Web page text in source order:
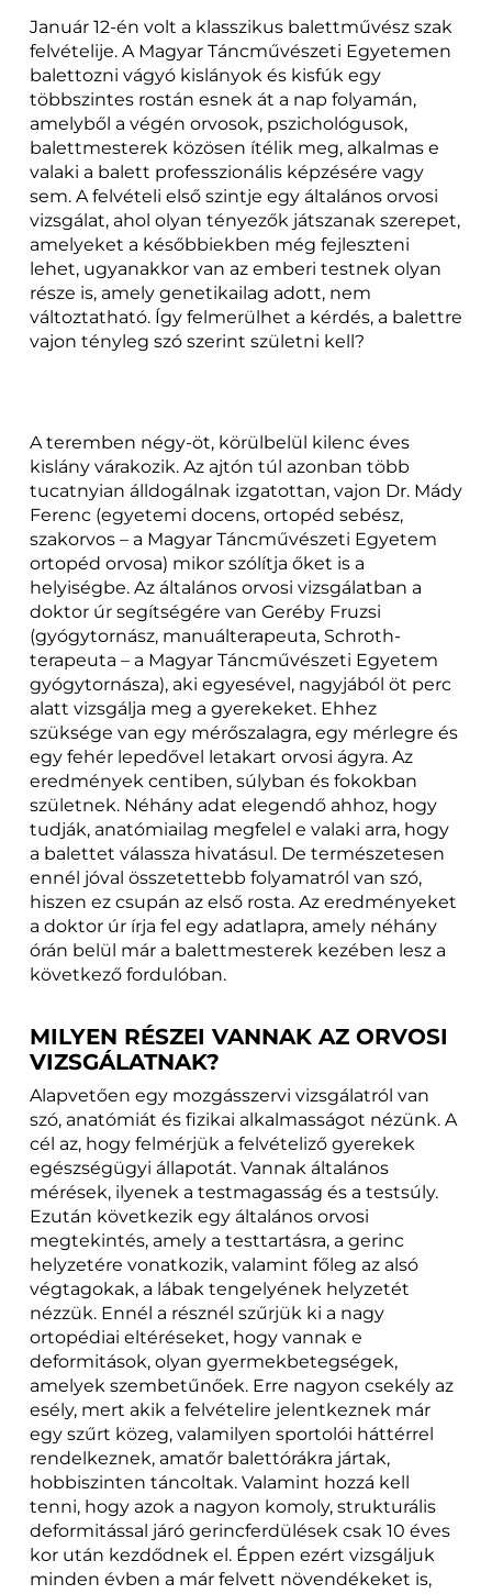
Január 12-én volt a klasszikus balettművész szak
felvételije. A Magyar Táncművészeti Egyetemen
balettozni vágyó kislányok és kisfúk egy
többszintes rostán esnek át a nap folyamán,
amelyből a végén orvosok, pszichológusok,
balettmesterek közösen ítélik meg, alkalmas e
valaki a balett professzionális képzésére vagy
sem. A felvételi első szintje egy általános orvosi
vizsgálat, ahol olyan tényezők játszanak szerepet,
amelyeket a későbbiekben még fejleszteni
lehet, ugyanakkor van az emberi testnek olyan
része is, amely genetikailag adott, nem
változtatható. Így felmerülhet a kérdés, a balettre
vajon tényleg szó szerint születni kell?
A teremben négy-öt, körülbelül kilenc éves
kislány várakozik. Az ajtón túl azonban több
tucatnyian álldogálnak izgatottan, vajon Dr. Mády
Ferenc (egyetemi docens, ortopéd sebész,
szakorvos – a Magyar Táncművészeti Egyetem
ortopéd orvosa) mikor szólítja őket is a
helyiségbe. Az általános orvosi vizsgálatban a
doktor úr segítségére van Geréby Fruzsi
(gyógytornász, manuálterapeuta, Schroth-
terapeuta – a Magyar Táncművészeti Egyetem
gyógytornásza), aki egyesével, nagyjából öt perc
alatt vizsgálja meg a gyerekeket. Ehhez
szüksége van egy mérőszalagra, egy mérlegre és
egy fehér lepedővel letakart orvosi ágyra. Az
eredmények centiben, súlyban és fokokban
születnek. Néhány adat elegendő ahhoz, hogy
tudják, anatómiailag megfelel e valaki arra, hogy
a balettet válassza hivatásul. De természetesen
ennél jóval összetettebb folyamatról van szó,
hiszen ez csupán az első rosta. Az eredményeket
a doktor úr írja fel egy adatlapra, amely néhány
órán belül már a balettmesterek kezében lesz a
következő fordulóban.
MILYEN RÉSZEI VANNAK AZ ORVOSI
VIZSGÁLATNAK?
Alapvetően egy mozgásszervi vizsgálatról van
szó, anatómiát és fizikai alkalmasságot nézünk. A
cél az, hogy felmérjük a felvételiző gyerekek
egészségügyi állapotát. Vannak általános
mérések, ilyenek a testmagasság és a testsúly.
Ezután következik egy általános orvosi
megtekintés, amely a testtartásra, a gerinc
helyzetére vonatkozik, valamint főleg az alsó
végtagokak, a lábak tengelyének helyzetét
nézzük. Ennél a résznél szűrjük ki a nagy
ortopédiai eltéréseket, hogy vannak e
deformitások, olyan gyermekbetegségek,
amelyek szembetűnőek. Erre nagyon csekély az
esély, mert akik a felvételire jelentkeznek már
egy szűrt közeg, valamilyen sportolói háttérrel
rendelkeznek, amatőr balettórákra jártak,
hobbiszinten táncoltak. Valamint hozzá kell
tenni, hogy azok a nagyon komoly, strukturális
deformitással járó gerincferdülések csak 10 éves
kor után kezdődnek el. Éppen ezért vizsgáljuk
minden évben a már felvett növendékeket is,